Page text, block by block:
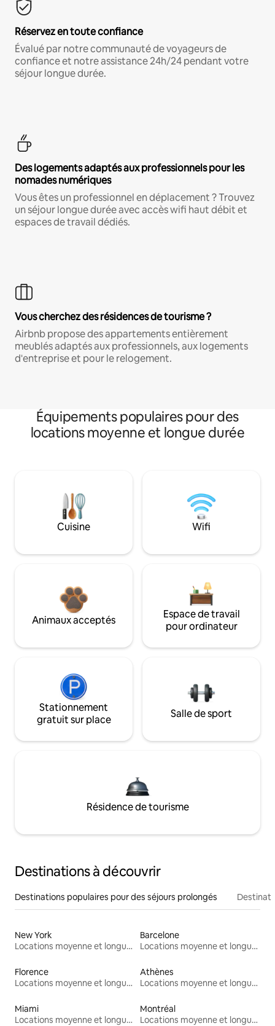
Réservez en toute confiance
Évalué par notre communauté de voyageurs de
confiance et notre assistance 24h/24 pendant votre
séjour longue durée.
Des logements adaptés aux professionnels pour les
nomades numériques
Vous êtes un professionnel en déplacement ? Trouvez
un séjour longue durée avec accès wifi haut débit et
espaces de travail dédiés.
Vous cherchez des résidences de tourisme ?
Airbnb propose des appartements entièrement
meublés adaptés aux professionnels, aux logements
d'entreprise et pour le relogement.
Équipements populaires pour des
locations moyenne et longue durée
Cuisine Wifi
Animaux acceptés
Espace de travail
pour ordinateur
Stationnement
gratuit sur place
Salle de sport
Résidence de tourisme
Destinations à découvrir
Destinations populaires pour des séjours prolongés
New York
Locations moyenne et longue durée
Barcelone
Locations moyenne et longue durée
Florence
Locations moyenne et longue durée
Athènes
Locations moyenne et longue durée
Miami
Locations moyenne et longue durée
Montréal
Locations moyenne et longue durée